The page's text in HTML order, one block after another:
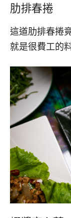
肋排春捲
這道肋排春捲
就是很費工的